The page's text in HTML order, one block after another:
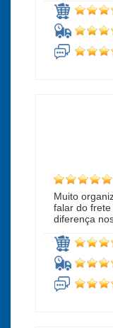
Muito
falar do
diferença